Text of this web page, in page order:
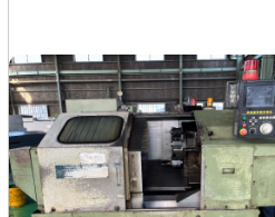
8″NC旋盤
メーカー オークマ
形 式LB-12